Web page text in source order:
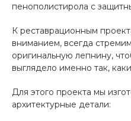
пенополистирола с
К реставрационным
вниманием, всегда
оригинальную лепнину,
выглядело именно так,
Для этого проекта мы
архитектурные детали: